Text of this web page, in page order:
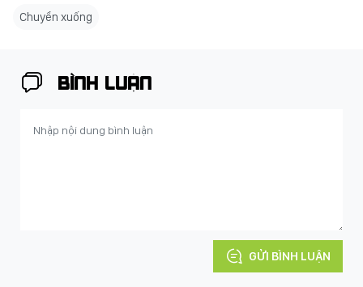
Chuyển xuống
BÌNH LUẬN
GỬI BÌNH LUẬN